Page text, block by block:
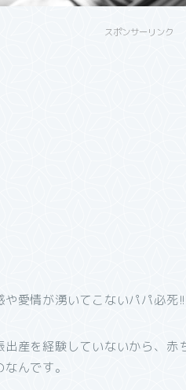
スポンサーリンク
愛情が湧いてこないパパ必死!!
産を経験していないから、赤
んです。